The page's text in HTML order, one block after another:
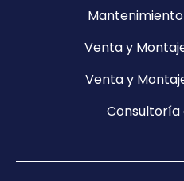
Venta y
Venta y
Consultoría